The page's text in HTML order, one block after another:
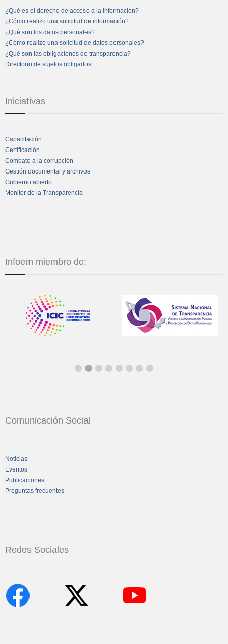
¿Qué es el derecho de acceso a la información?
¿Cómo realizo una solicitud de información?
¿Qué son los datos personales?
¿Cómo realizo una solicitud de datos personales?
¿Qué son las obligaciones de transparencia?
Directorio de sujetos obligados
Iniciativas
Capacitación
Certificación
Combate a la corrupción
Gestión documental y archivos
Gobierno abierto
Monitor de la Transparencia
Infoem miembro de:
Comunicación Social
Noticias
Eventos
Publicaciones
Preguntas frecuentes
Redes Sociales